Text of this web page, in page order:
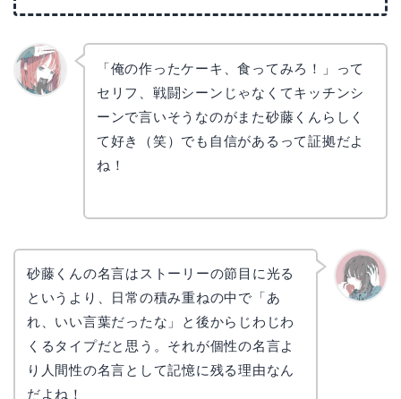
「俺の作ったケーキ、食ってみろ！」って
セリフ、戦闘シーンじゃなくてキッチンシ
ーンで言いそうなのがまた砂藤くんらしく
て好き（笑）でも自信があるって証拠だよ
ね！
砂藤くんの名言はストーリーの節目に光る
というより、日常の積み重ねの中で「あ
れ、いい言葉だったな」と後からじわじわ
くるタイプだと思う。それが個性の名言よ
り人間性の名言として記憶に残る理由なん
だよね！